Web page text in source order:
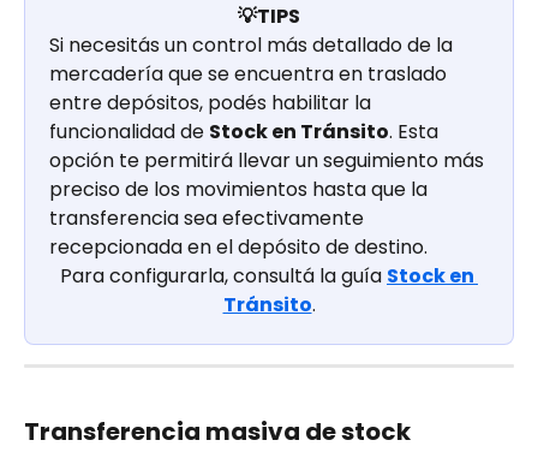
💡TIPS
Si necesitás un control más detallado de la
mercadería que se encuentra en traslado
entre depósitos, podés habilitar la
funcionalidad de Stock en Tránsito. Esta
opción te permitirá llevar un seguimiento más
preciso de los movimientos hasta que la
transferencia sea efectivamente
recepcionada en el depósito de destino.
Para configurarla, consultá la guía Stock en
Tránsito.
Transferencia masiva de stock